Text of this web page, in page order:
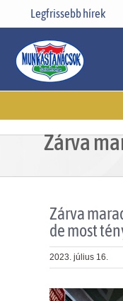
Legfrissebb hírek
Zárva
Zárva
de most
2023. július 16.
View